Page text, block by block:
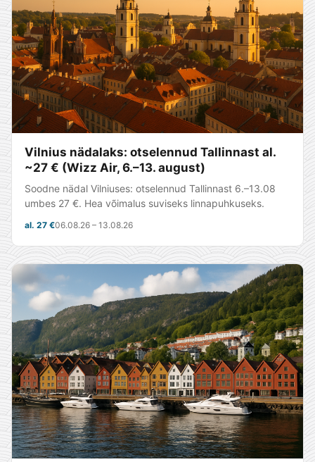
Vilnius nädalaks: otselennud Tallinnast al.
~27 € (Wizz Air, 6.–13. august)
Soodne nädal Vilniuses: otselennud Tallinnast 6.–13.08
umbes 27 €. Hea võimalus suviseks linnapuhkuseks.
al. 27 €06.08.26 – 13.08.26